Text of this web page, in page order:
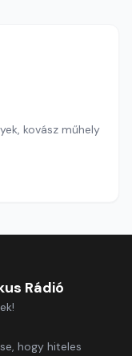
kovász műhely
Rádió
hogy hiteles